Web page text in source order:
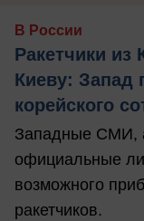
В России
Ракетчики из
Киеву: Запад
корейского
Западные СМИ,
официальные
возможного
ракетчиков.